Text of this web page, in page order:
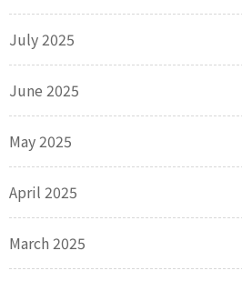
July 2025
June 2025
May 2025
April 2025
March 2025